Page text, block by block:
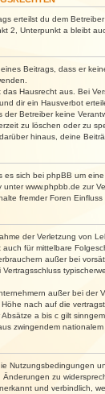
erteilst du dem
2, Unterpunkt a bleibt
Beitrags, dass er
Hausrecht aus. Bei
dir ein Hausverbot
der Betreiber keine
zu löschen oder zu
hinaus, deine
sich bei phpBB um eine
unter www.phpbb.de zur
fremder Foren Einfluss
der Verletzung von
für mittelbare
außer bei
außer bei der
nach auf die
a bis c gilt
zwingendem
Nutzungsbedingungen
zu
und verbindlich,